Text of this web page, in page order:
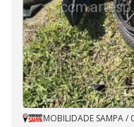
MOBILIDADE SAMPA/